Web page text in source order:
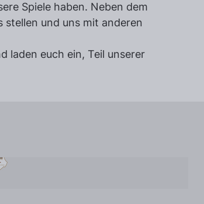
Spiele haben. Neben dem
und uns mit anderen
laden euch ein, Teil unserer